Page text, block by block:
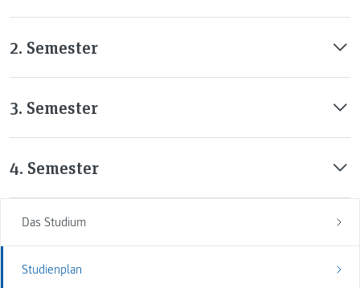
Das Studium
Studienplan
2. Semester
3. Semester
4. Semester